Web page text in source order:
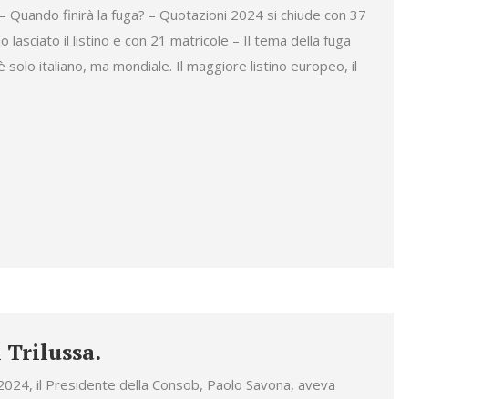
Quando finirà la fuga? – Quotazioni 2024 si chiude con 37
lasciato il listino e con 21 matricole – Il tema della fuga
solo italiano, ma mondiale. Il maggiore listino europeo, il
il Presidente della Consob, Paolo Savona, aveva